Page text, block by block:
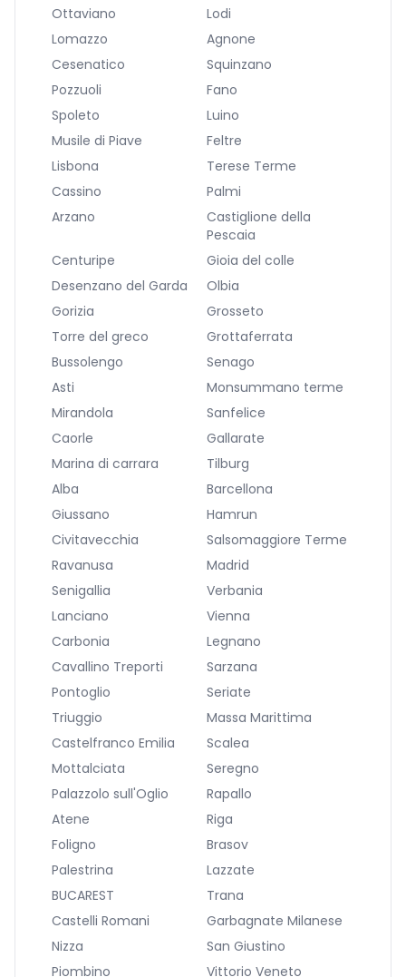
Ottaviano
Lodi
Lomazzo
Agnone
Cesenatico
Squinzano
Pozzuoli
Fano
Spoleto
Luino
Musile di Piave
Feltre
Lisbona
Terese Terme
Cassino
Palmi
Arzano
Castiglione della
Pescaia
Centuripe
Gioia del colle
Desenzano del Garda
Olbia
Gorizia
Grosseto
Torre del greco
Grottaferrata
Bussolengo
Senago
Asti
Monsummano terme
Mirandola
Sanfelice
Caorle
Gallarate
Marina di carrara
Tilburg
Alba
Barcellona
Giussano
Hamrun
Civitavecchia
Salsomaggiore Terme
Ravanusa
Madrid
Senigallia
Verbania
Lanciano
Vienna
Carbonia
Legnano
Cavallino Treporti
Sarzana
Pontoglio
Seriate
Triuggio
Massa Marittima
Castelfranco Emilia
Scalea
Mottalciata
Seregno
Palazzolo sull'Oglio
Rapallo
Atene
Riga
Foligno
Brasov
Palestrina
Lazzate
BUCAREST
Trana
Castelli Romani
Garbagnate Milanese
Nizza
San Giustino
Piombino
Vittorio Veneto